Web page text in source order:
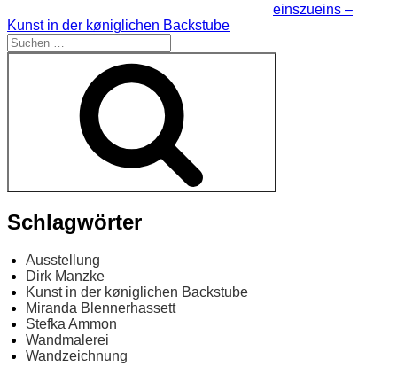
einszueins –
Kunst in der køniglichen Backstube
Suchen
nach:
Schlagwörter
Ausstellung
Dirk Manzke
Kunst in der køniglichen Backstube
Miranda Blennerhassett
Stefka Ammon
Wandmalerei
Wandzeichnung